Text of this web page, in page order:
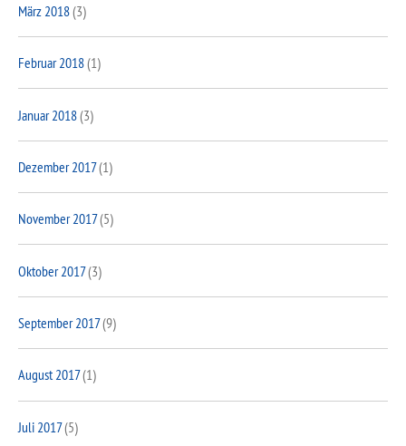
März 2018(3)
Februar 2018(1)
Januar 2018(3)
Dezember 2017(1)
November 2017(5)
Oktober 2017(3)
September 2017(9)
August 2017(1)
Juli 2017(5)